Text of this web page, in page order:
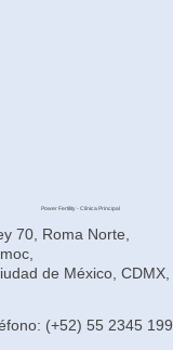
Power Fertility - Clínica Principal
70, Roma Norte,
de México, CDMX,
(+52) 55 2345